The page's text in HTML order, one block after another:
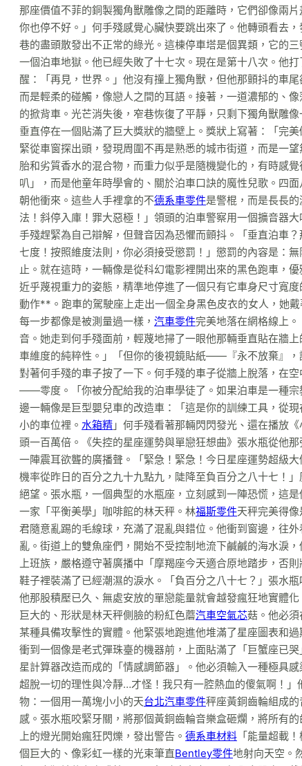
那座價值不菲的銅製獨角獸雕像之間的距離時，它們卻像兩
你也停不好。」何手殘感覺心臟快要跳出來了。他轉頭看去
巷的盡頭散發出不正常的綠光。這棟停車塔是個異類，它的
一個泊車地獄。他已經失敗了十七次。現在是第十八次。他
醒：「再見，世界。」他沒有撞上獨角獸，但他那顫抖的車
而是輕柔的碰觸，像戀人之間的耳語。接著，一道濃郁的、
的掀背車。光芒消失後，窄巷恢復了平靜，只剩下獨角獸雕
垂直停在一個貼滿了巨大獎狀的牆壁上。獎狀上寫著：「
緊從車窗探出頭，發現周圍不再是熟悉的城市街道，而是一
胎和劣質香水的混合物，而重力似乎是隨機變化的，有時感
叭」，而是他童年時學會的、關於泊車口訣的魔性兒歌。四
朝他衝來。這些人手裡拿的不德系車零件是警棍，而是長長
法！斜停入庫！罪大惡極！」領頭的泊車警察用一個擴音器
手殘趕緊為自己辯解，但聲音因為恐懼而顫抖。「垂直泊車
七度！按照維度法則，你必須接受懲罰！」懲罰的內容是：
止。就在這時，一輛像是從科幻電影裡開出來的黑色跑車，
近乎蔑視重力的姿態，精準地停進了一個只有它車身尺寸寬
動作**。跑車的駕駛座上走出一個全身黑色皮衣的女人，她
每一步都像是被測量過一樣， 汽車零件完美地落在網格線上
音。她走到何手殘面前，輕蔑地掃了一眼他那輛垂直貼在牆
車維度的純粹性。」「但你的後視鏡貼紙——『永不放棄』，
對著何手殘的車子按了一下。何手殘的車子從牆上脫落，在
——零度。「你被分配給我的泊車學徒了。如果泊車是一種宗
邊一輛像是巨型嬰兒車的改造車：「這是你的訓練工具，從
小的車位裡。 水箱精 」何手殘看著那輛閃閃發光、還在播放
頭一百萬倍。《失控的星座運勢與單戀狂想曲》張水瓶從他
一陣震耳欲聾的廣播聲。「緊急！緊急！今日星座運勢超級
機率從昨日的百分之九十九點九，陡降至負百分之八十七！
絕望。張水瓶，一個典型的水瓶座，立刻感到一陣恐慌，這
一家「平衡美學」咖啡館的林天秤。林福斯零件天秤完美得
君隨意亂踢的毛線球，充滿了混亂與錯位。他衝到窗邊，往
亂。街道上的雙魚座們，開始不受控制地流下鹹鹹的海水淚
上班族，嚴格遵守著廣播中「摩羯座今天適合原地踏步，否
鞋子裡裝滿了已經潮濕的淚水。「負百分之八十七？」張水
他那股積壓已久、無處安放的單戀能量就會越發瘋狂地實體
巨大的、形狀是林天秤側臉的粉紅色蘑汽車空氣芯菇。他必
某種具備攻擊性的實體。他緊張地跑進他堆滿了星座圖表和
衝到一個像是老式彈珠臺的機器前，上面貼滿了「巨蟹座已
星計算器改造而成的「情感調節器」。他必須輸入一種極具
超脫一切的理性與冷靜…才怪！我只有一腔熱血的傻氣啊！
物：一個用一萬塊小小的天台北汽車零件秤座黃銅齒輪組成
感。張水瓶咬緊牙關，將那個黃銅齒輪音樂盒砸爛，將所有
上的燈光開始瘋狂閃爍，發出警告。 德系車材料 「能量超載
個巨大的、像彩虹一樣的光束筆直Bentley零件地射向天空。